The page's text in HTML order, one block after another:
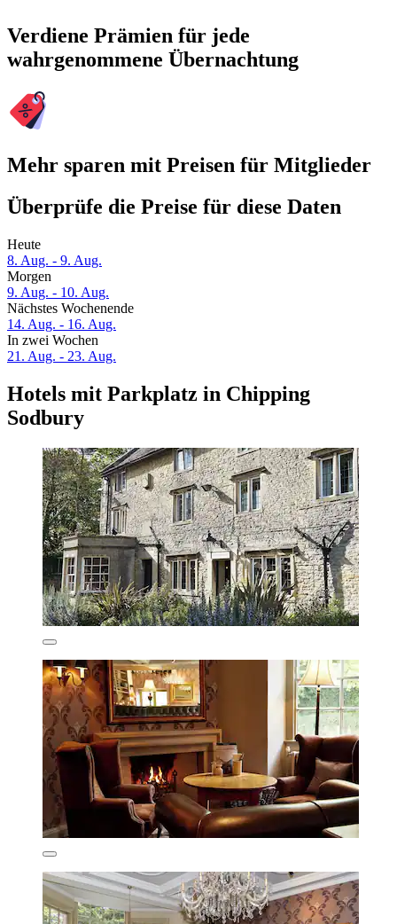
Verdiene Prämien für jede
wahrgenommene Übernachtung
Mehr sparen mit Preisen für Mitglieder
Überprüfe die Preise für diese Daten
Heute
8. Aug. - 9. Aug.
Morgen
9. Aug. - 10. Aug.
Nächstes Wochenende
14. Aug. - 16. Aug.
In zwei Wochen
21. Aug. - 23. Aug.
Hotels mit Parkplatz in Chipping
Sodbury